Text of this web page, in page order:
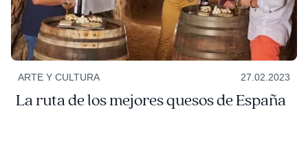
ARTE Y CULTURA 27.02.2023
La ruta de los mejores quesos de España